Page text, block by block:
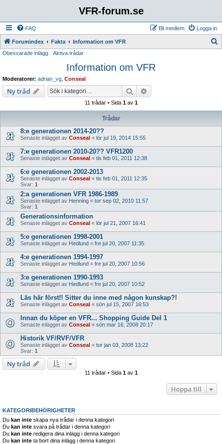
VFR-forum.se
FAQ Logga in
Bli medlem
Forumindex Fakta Information om VFR
Obesvarade inlägg Aktiva trådar
Information om VFR
Moderatorer: adrian_vg Conseal
Ny tråd Sök
11 trådar • Sida 1av 1
Trådar
8:e generationen 2014-20??
Senaste inlägget av Conseal « lör jul 19, 2014 15:55
7:e generationen 2010-20?? VFR1200
Senaste inlägget av Conseal « tis feb 01, 2011 12:38
6:e generationen 2002-2013
Senaste inlägget av Conseal « tis feb 01, 2011 12:35
Svar: 1
2:a generationen VFR 1986-1989
Senaste inlägget av Henning « tor sep 02, 2010 11:57
Svar: 1
Generationsinformation
Senaste inlägget av Conseal « lör jul 21, 2007 16:41
5:e generationen 1998-2001
Senaste inlägget av Hedlund « fre jul 20, 2007 11:35
4:e generationen 1994-1997
Senaste inlägget av Hedlund « fre jul 20, 2007 10:56
3:e generationen 1990-1993
Senaste inlägget av Hedlund « fre jul 20, 2007 10:52
Läs här först!! Sitter du inne med någon kunskap?!
Senaste inlägget av Conseal « sön jul 15, 2007 16:53
Innan du köper en VFR... Shopping Guide Del 1
Senaste inlägget av Conseal « sön mar 16, 2008 20:17
Historik VF/RVF/VFR
Senaste inlägget av Conseal « tor jan 03, 2008 13:22
Svar: 1
Ny tråd
11 trådar • Sida 1av 1
Hoppa till
KATEGORIBEHÖRIGHETER
Du kan inte skapa nya trådar i denna kategori
Du kan inte svara på trådar i denna kategori
Du kan inte redigera dina inlägg i denna kategori
Du kan inte ta bort dina inlägg i denna kategori